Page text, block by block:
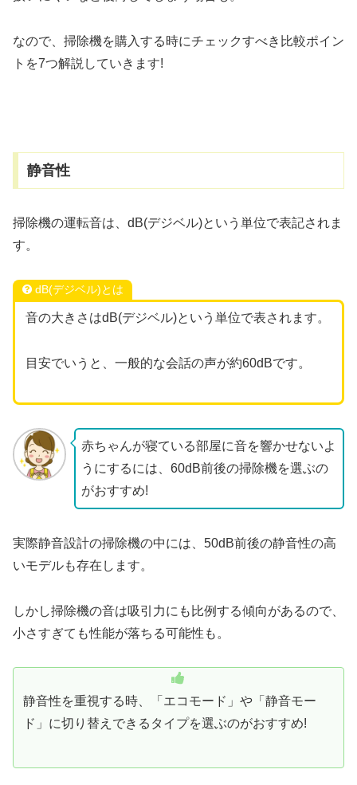
なので、掃除機を購入する時にチェックすべき比較ポイン
トを7つ解説していきます!
静音性
掃除機の運転音は、dB(デジベル)という単位で表記されま
す。
dB(デジベル)とは
音の大きさはdB(デジベル)という単位で表されます。
目安でいうと、一般的な会話の声が約60dBです。
赤ちゃんが寝ている部屋に音を響かせないよ
うにするには、60dB前後の掃除機を選ぶの
がおすすめ!
実際静音設計の掃除機の中には、50dB前後の静音性の高
いモデルも存在します。
しかし掃除機の音は吸引力にも比例する傾向があるので、
小さすぎても性能が落ちる可能性も。
静音性を重視する時、「エコモード」や「静音モー
ド」に切り替えできるタイプを選ぶのがおすすめ!